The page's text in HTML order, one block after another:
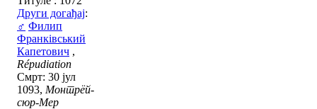
Други догађај:
♂ Филип
Франківський
Капетович ,
Répudiation
Смрт: 30 јул
1093, Монтрёй-
сюр-Мер